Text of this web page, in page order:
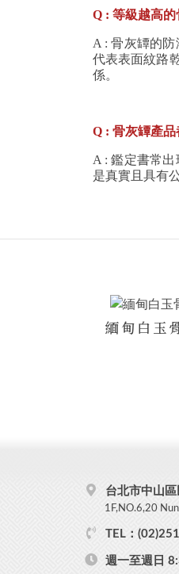
Q : 等級越高
A : 骨灰罈的
代表表面紋路
係。
Q : 骨灰罈產
A : 鑑定書常
是真實且具有
緬甸白玉
台北市中山
1F,NO.6,20
TEL：
週一至週日